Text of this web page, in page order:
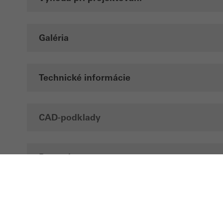
Galéria
Technické informácie
CAD-podklady
Prospekty